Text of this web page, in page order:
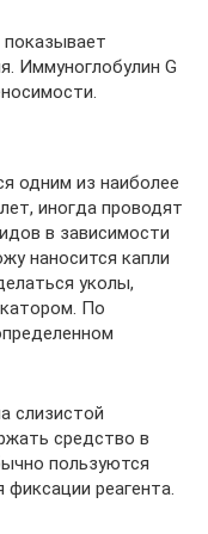
показывает
Иммуноглобулин G
одним из наиболее
иногда проводят
в зависимости
наносится капли
уколы,
По
слизистой
средство в
пользуются
реагента.